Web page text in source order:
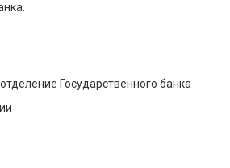
Государственного банка